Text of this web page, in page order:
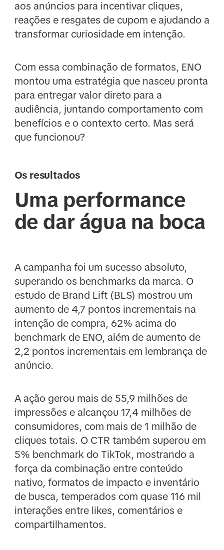
aos anúncios para incentivar cliques,
reações e resgates de cupom e ajudando a
transformar curiosidade em intenção.
Com essa combinação de formatos, ENO
montou uma estratégia que nasceu pronta
para entregar valor direto para a
audiência, juntando comportamento com
benefícios e o contexto certo. Mas será
que funcionou?
Os resultados
Uma performance
de dar água na boca
A campanha foi um sucesso absoluto,
superando os benchmarks da marca. O
estudo de Brand Lift (BLS) mostrou um
aumento de 4,7 pontos incrementais na
intenção de compra, 62% acima do
benchmark de ENO, além de aumento de
2,2 pontos incrementais em lembrança de
anúncio.
A ação gerou mais de 55,9 milhões de
impressões e alcançou 17,4 milhões de
consumidores, com mais de 1 milhão de
cliques totais. O CTR também superou em
5% benchmark do TikTok, mostrando a
força da combinação entre conteúdo
nativo, formatos de impacto e inventário
de busca, temperados com quase 116 mil
interações entre likes, comentários e
compartilhamentos.